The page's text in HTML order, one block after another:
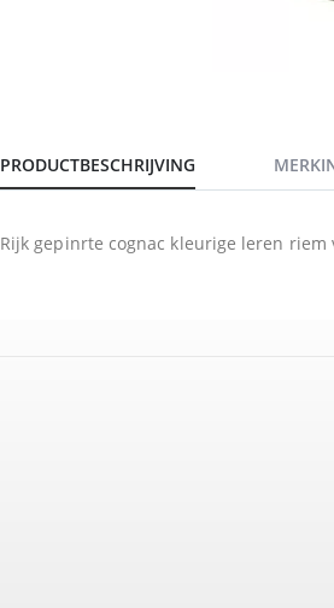
PRODUCTBESCHRIJVING
Rijk gepinrte cognac kleurige leren riem